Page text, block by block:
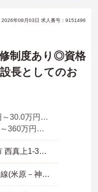
2026年08月03日 求人番号：9151496
修制度あり◎資格
長としてのお
月収 25.0万円～30.0万円程度
年収 300万円～360万円程度 月収×12ヶ月＋賞与2ヶ月想定
大阪府 高槻市 西真上1-36-15
ＪＲ東海道本線(米原－神戸)「高槻駅」徒歩18分